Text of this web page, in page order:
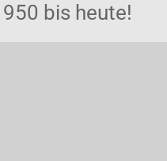
bis heute!